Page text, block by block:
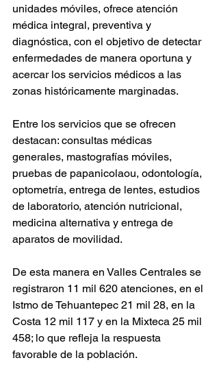
unidades móviles, ofrece atención
médica integral, preventiva y
diagnóstica, con el objetivo de detectar
enfermedades de manera oportuna y
acercar los servicios médicos a las
zonas históricamente marginadas.
Entre los servicios que se ofrecen
destacan: consultas médicas
generales, mastografías móviles,
pruebas de papanicolaou, odontología,
optometría, entrega de lentes, estudios
de laboratorio, atención nutricional,
medicina alternativa y entrega de
aparatos de movilidad.
De esta manera en Valles Centrales se
registraron 11 mil 620 atenciones, en el
Istmo de Tehuantepec 21 mil 28, en la
Costa 12 mil 117 y en la Mixteca 25 mil
458; lo que refleja la respuesta
favorable de la población.